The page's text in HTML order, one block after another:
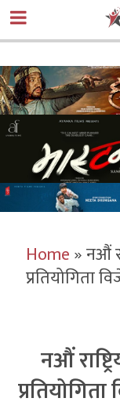
Home»नऔं
प्रतियोगिता
नऔं